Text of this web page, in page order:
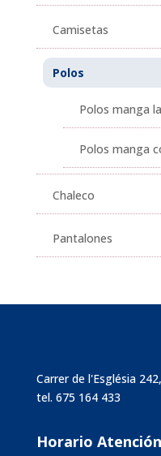
Camisetas
Polos
Polos manga
Polos manga
Chaleco
Pantalones
Carrer de l'Església
tel. 675 164 433
Horario